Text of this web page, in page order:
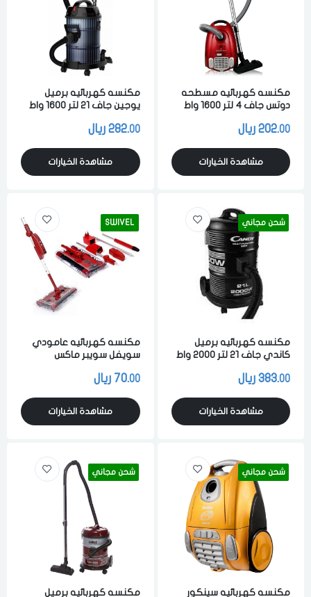
مكنسه كهربائيه مسطحه
دوتس جاف 4 لتر 1600 واط
202.00 ريال
مشاهدة الخيارات
مكنسه كهربائيه برميل
يوجين جاف 21 لتر 1600 واط
اضافيه ازرق
282.00 ريال
مشاهدة الخيارات
شحن مجاني
مكنسه كهربائيه برميل
كاندي جاف 21 لتر 2000 واط
383.00 ريال
مشاهدة الخيارات
SWIVEL
مكنسه كهربائيه عامودي
سويفل سويبر ماكس
التقاط الاوساخ و الفضلات
70.00 ريال
مشاهدة الخيارات
شحن مجاني
مكنسه كهربائيه سينكور
شحن مجاني
مكنسه كهربائيه برميل